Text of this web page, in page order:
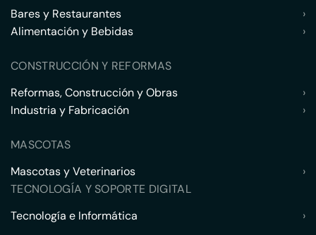
Bares y Restaurantes
›
Alimentación y Bebidas
›
CONSTRUCCIÓN Y REFORMAS
Reformas, Construcción y Obras
›
Industria y Fabricación
›
MASCOTAS
Mascotas y Veterinarios
›
TECNOLOGÍA Y SOPORTE DIGITAL
Tecnología e Informática
›